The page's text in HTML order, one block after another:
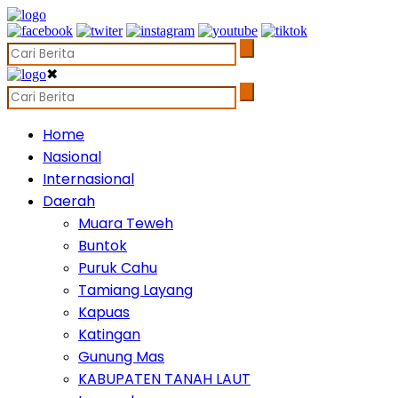
✖
Home
Nasional
Internasional
Daerah
Muara Teweh
Buntok
Puruk Cahu
Tamiang Layang
Kapuas
Katingan
Gunung Mas
KABUPATEN TANAH LAUT